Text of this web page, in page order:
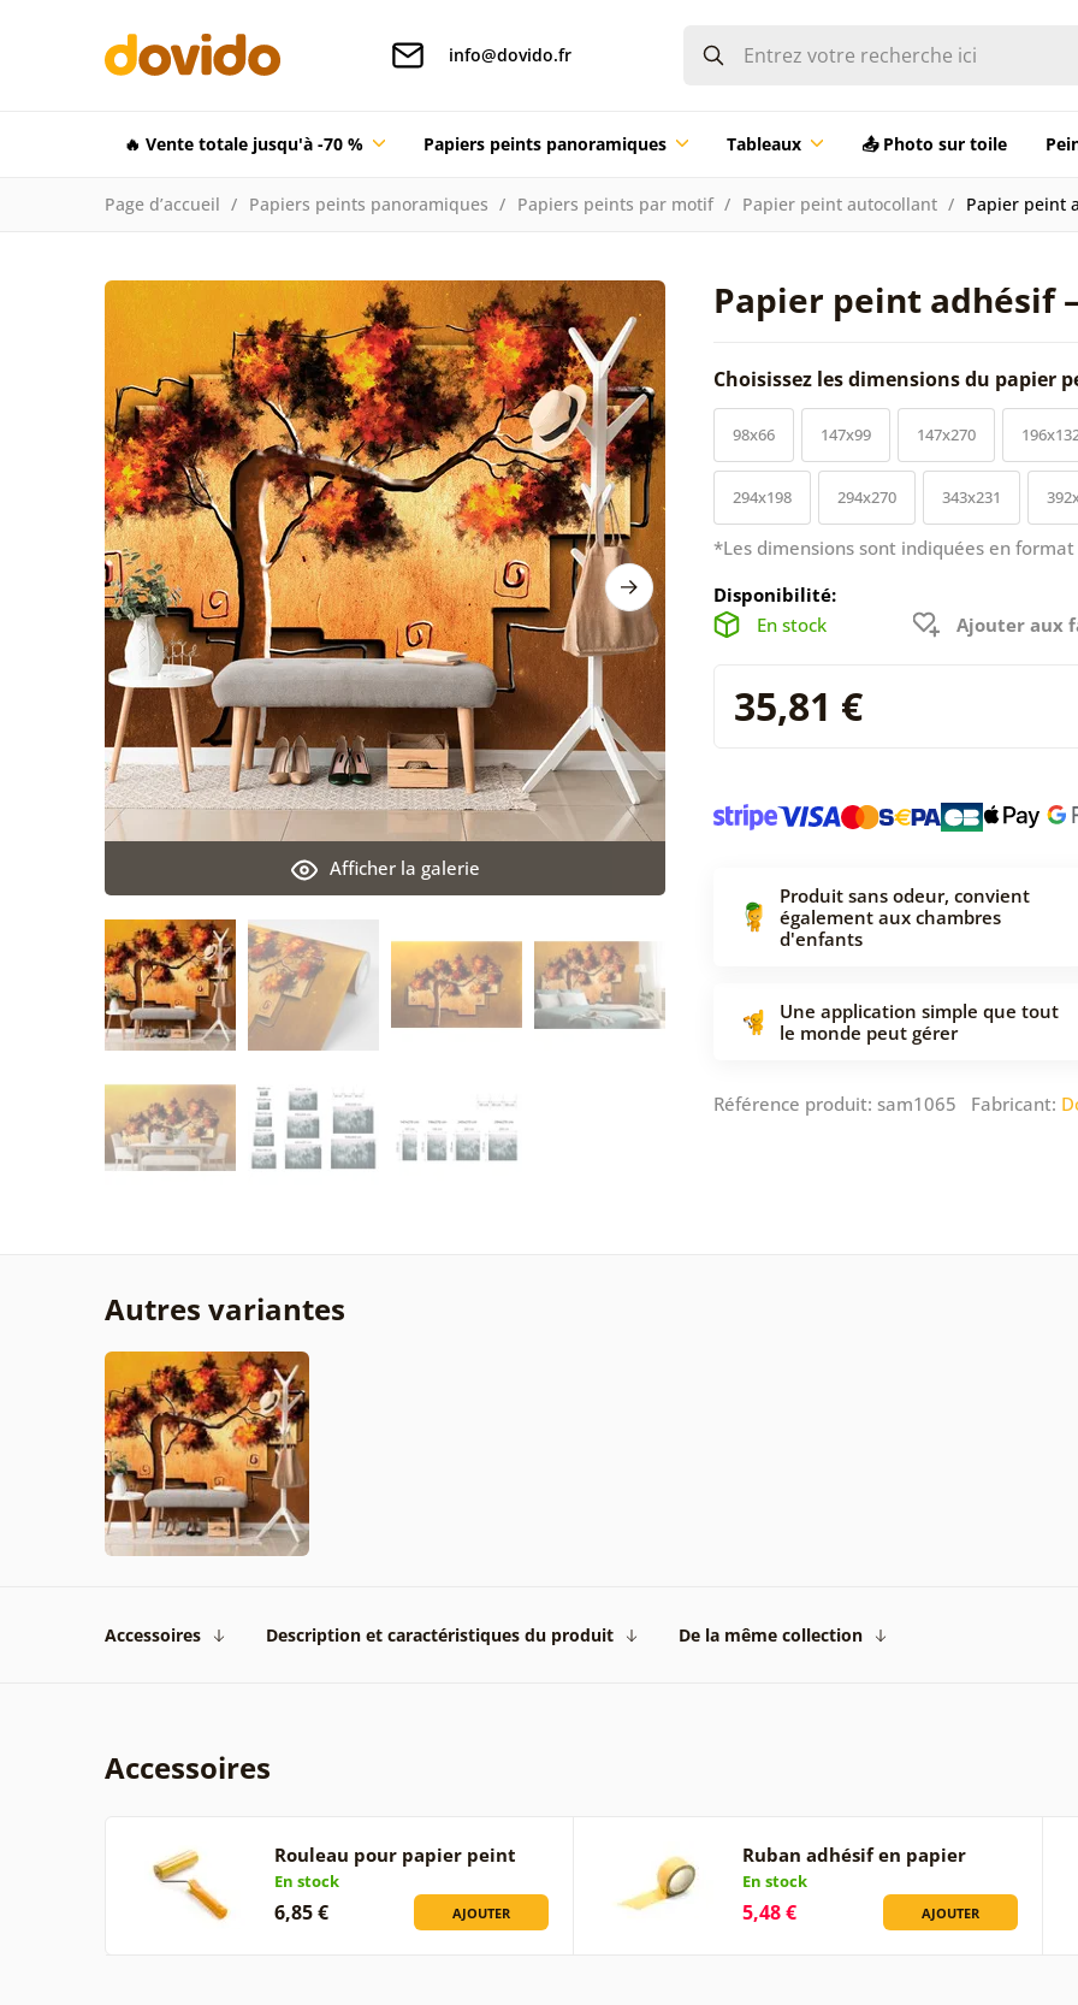
info@dovido.fr
🔥 Vente totale jusqu'à -70 % Papiers peints panoramiques Tableaux 📤 Photo sur toile
Page d’accueil Papiers peints panoramiques Papiers peints par motif Papier peint autocollant Papier peint
Papier peint adhésif
Afficher la galerie
Choisissez les dimensions du papier
98x66 147x99 147x270
294x198 294x270 343x231
*Les dimensions sont indiquées en
Disponibilité:
En stock
Ajouter aux
35,81 €
Produit sans odeur, convient
également aux chambres
d'enfants
Une application simple que tout
le monde peut gérer
Référence produit: sam1065 Fabricant:
Autres variantes
Accessoires Description et caractéristiques du produit De la même collection
Accessoires
Rouleau pour papier peint
En stock
6,85 € AJOUTER
Ruban adhésif en papier
En stock
5,48 € AJOUTER